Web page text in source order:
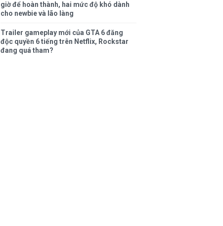
giờ để hoàn thành, hai mức độ khó dành
cho newbie và lão làng
Trailer gameplay mới của GTA 6 đăng
độc quyền 6 tiếng trên Netflix, Rockstar
đang quá tham?